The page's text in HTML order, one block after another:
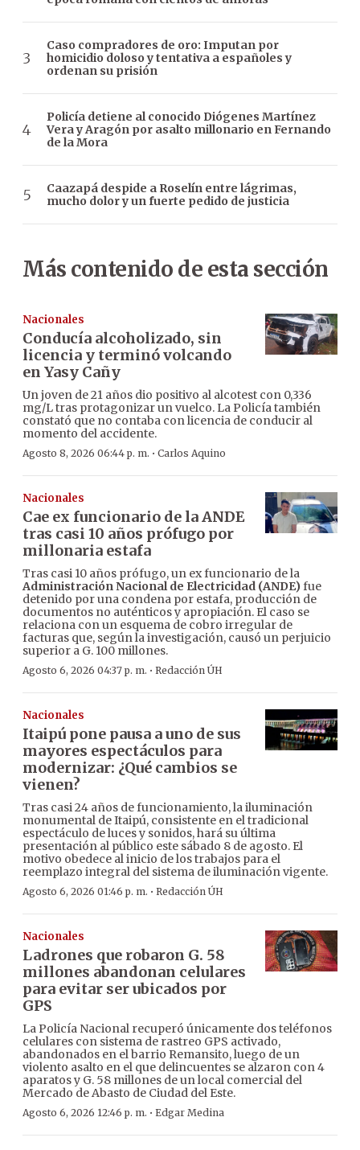
Caso compradores de oro: Imputan por
homicidio doloso y tentativa a españoles y
ordenan su prisión
Policía detiene al conocido Diógenes Martínez
Vera y Aragón por asalto millonario en Fernando
de la Mora
Caazapá despide a Roselín entre lágrimas,
mucho dolor y un fuerte pedido de justicia
Más contenido de esta sección
Nacionales
Conducía alcoholizado, sin
licencia y terminó volcando
en Yasy Cañy
Un joven de 21 años dio positivo al alcotest con 0,336
mg/L tras protagonizar un vuelco. La Policía también
constató que no contaba con licencia de conducir al
momento del accidente.
Agosto 8, 2026 06:44 p. m. · Carlos Aquino
Nacionales
Cae ex funcionario de la ANDE
tras casi 10 años prófugo por
millonaria estafa
Tras casi 10 años prófugo, un ex funcionario de la
Administración Nacional de Electricidad (ANDE)fue
detenido por una condena por estafa, producción de
documentos no auténticos y apropiación. El caso se
relaciona con un esquema de cobro irregular de
facturas que, según la investigación, causó un perjuicio
superior a G. 100 millones.
Agosto 6, 2026 04:37 p. m. · Redacción ÚH
Nacionales
Itaipú pone pausa a uno de sus
mayores espectáculos para
modernizar: ¿Qué cambios se
vienen?
Tras casi 24 años de funcionamiento, la iluminación
monumental de Itaipú, consistente en el tradicional
espectáculo de luces y sonidos, hará su última
presentación al público este sábado 8 de agosto. El
motivo obedece al inicio de los trabajos para el
reemplazo integral del sistema de iluminación vigente.
Agosto 6, 2026 01:46 p. m. · Redacción ÚH
Nacionales
Ladrones que robaron G. 58
millones abandonan celulares
para evitar ser ubicados por
GPS
La Policía Nacional recuperó únicamente dos teléfonos
celulares con sistema de rastreo GPS activado,
abandonados en el barrio Remansito, luego de un
violento asalto en el que delincuentes se alzaron con 4
aparatos y G. 58 millones de un local comercial del
Mercado de Abasto de Ciudad del Este.
Agosto 6, 2026 12:46 p. m. · Edgar Medina